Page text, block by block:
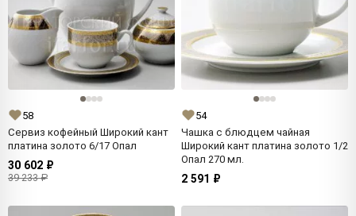
58
Сервиз кофейный Широкий кант
платина золото 6/17 Опал
30 602 ₽
39 233 ₽
54
Чашка с блюдцем чайная
Широкий кант платина золото 1/2
Опал 270 мл.
2 591 ₽